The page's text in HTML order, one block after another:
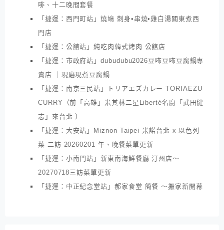
啡、十二晚間套餐
「捷運：西門町站」燒鳩 刺身•串燒•雞白湯關東煮西
門店
「捷運：公館站」純吃肉韓式烤肉 公館店
「捷運：市政府站」dubudubu2026豆咘豆咘豆腐鍋專
賣店 ｜現磨現煮豆腐鍋
「捷運：南京三民站」トリアエズカレー TORIAEZU
CURRY（前「高雄」米其林二星Liberté名廚「武田健
志」來台北 ）
「捷運：大安站」Miznon Taipei 米諾台北 x 以色列
菜 二訪 20260201 午、晚餐菜單更新
「捷運：小南門站」新東南海鮮餐廳 汀州店～
20270718三訪菜單更新
「捷運：中正紀念堂站」郝家食堂 簡餐 ～搬家新開幕